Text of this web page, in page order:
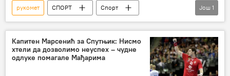
рукомет СПОРТ
Спорт
Остали спортови
Још 1
Капитен Марсенић за Спутњик: Нисмо
хтели да дозволимо неуспех – чудне
одлуке помагале Мађарима